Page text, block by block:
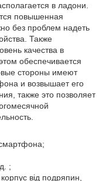
в ладони.
повышенная
без проблем надеть
Также
качества в
обеспечивается
стороны имеют
и возвышает его
также это позволяет
;
від подряпин,